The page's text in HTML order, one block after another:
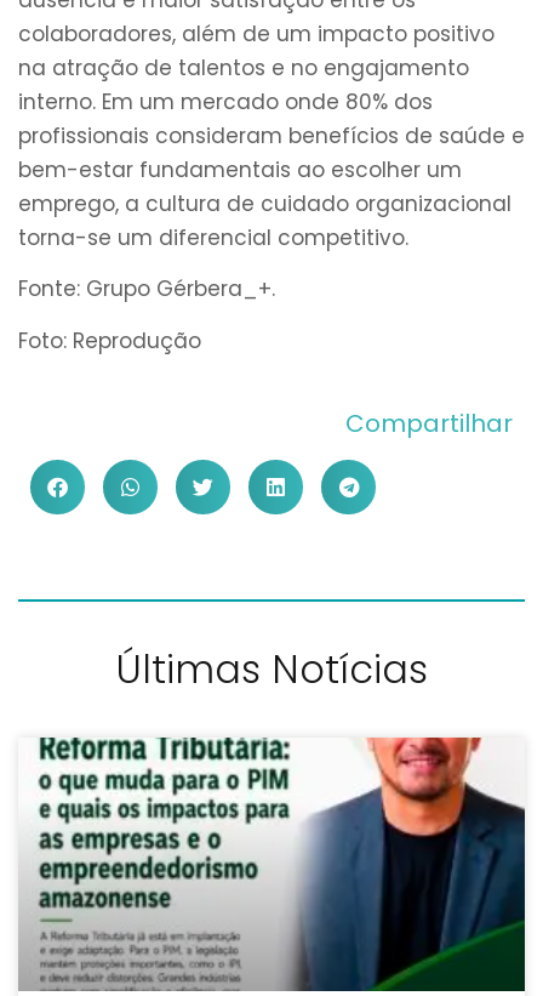
colaboradores, além de um impacto positivo
na atração de talentos e no engajamento
interno. Em um mercado onde 80% dos
profissionais consideram benefícios de saúde e
bem-estar fundamentais ao escolher um
emprego, a cultura de cuidado organizacional
torna-se um diferencial competitivo.
Fonte: Grupo Gérbera_+.
Foto: Reprodução
Compartilhar
Últimas Notícias